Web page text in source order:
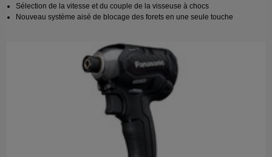
Sélection de la vitesse et du couple de la visseuse à chocs
Nouveau système aisé de blocage des forets en une seule touche